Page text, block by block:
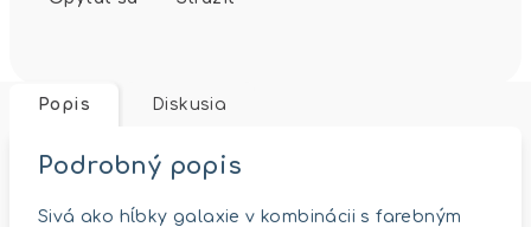
Popis Diskusia
Podrobný popis
Sivá ako hĺbky galaxie v kombinácii s farebným